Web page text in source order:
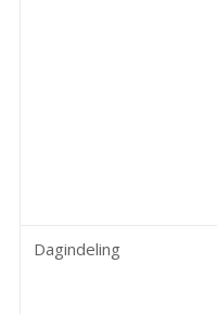
Dagindeling